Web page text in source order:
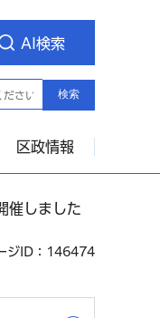
AI検索
検索
区政情報
催しました
ジID：146474